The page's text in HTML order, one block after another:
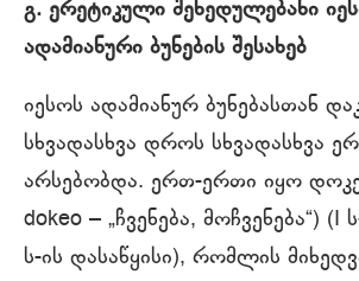
გ. ერეტიკული შეხედულებანი
ადამიანური ბუნების შესახებ
იესოს ადამიანურ ბუნებასთან
სხვადასხვა დროს სხვადასხვა
არსებობდა. ერთ-ერთი იყო
dokeo – „ჩვენება, მოჩვენება“)
ს-ის დასაწყისი), რომლის